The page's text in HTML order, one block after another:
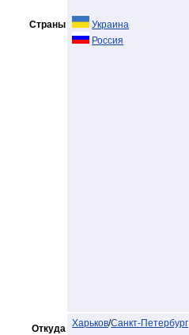
Страны
Украина
Россия
Откуда Харьков/Санкт-Петербург